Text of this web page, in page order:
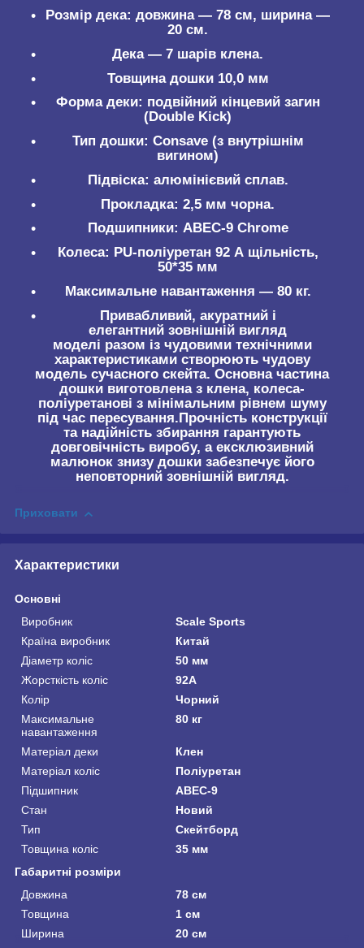
Розмір дека: довжина — 78 см, ширина —
20 см.
Дека — 7 шарів клена.
Товщина дошки 10,0 мм
Форма деки: подвійний кінцевий загин
(Double Kick)
Тип дошки: Consave (з внутрішнім
вигином)
Підвіска: алюмінієвий сплав.
Прокладка: 2,5 мм чорна.
Подшипники: ABEC-9 Chrome
Колеса: PU-поліуретан 92 А щільність,
50*35 мм
Максимальне навантаження — 80 кг.
Привабливий, акуратний і
елегантний зовнішній вигляд
моделі разом із чудовими технічними
характеристиками створюють чудову
модель сучасного скейта. Основна частина
дошки виготовлена з клена, колеса-
поліуретанові з мінімальним рівнем шуму
під час пересування.Прочність конструкції
та надійність збирання гарантують
довговічність виробу, а ексклюзивний
малюнок знизу дошки забезпечує його
неповторний зовнішній вигляд.
Приховати
Характеристики
Основні
Виробник
Scale Sports
Країна виробник
Китай
Діаметр коліс
50 мм
Жорсткість коліс
92А
Колір
Чорний
Максимальне
навантаження
80 кг
Матеріал деки
Клен
Матеріал коліс
Поліуретан
Підшипник
ABEC-9
Стан
Новий
Тип
Скейтборд
Товщина коліс
35 мм
Габаритні розміри
Довжина
78 см
Товщина
1 см
Ширина
20 см